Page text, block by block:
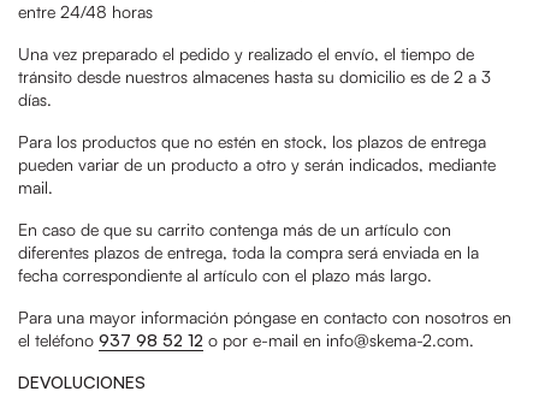
entre 24/48 horas
Una vez preparado el pedido y realizado el envío, el tiempo de
tránsito desde nuestros almacenes hasta su domicilio es de 2 a 3
días.
Para los productos que no estén en stock, los plazos de entrega
pueden variar de un producto a otro y serán indicados, mediante
mail.
En caso de que su carrito contenga más de un artículo con
diferentes plazos de entrega, toda la compra será enviada en la
fecha correspondiente al artículo con el plazo más largo.
Para una mayor información póngase en contacto con nosotros en
el teléfono 937 98 52 12 o por e-mail en info@skema-2.com.
DEVOLUCIONES